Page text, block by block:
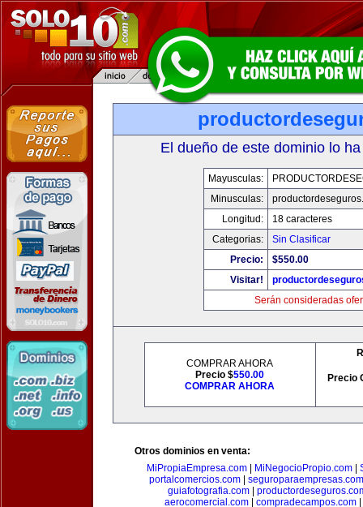
El dueño de este dominio lo
Mayusculas:
Minusculas:
Longitud:
18 caracteres
Categorias:
Sin Clasificar
Precio:
$550.00
Visitar!
Serán consideradas
COMPRAR AHORA
Precio $550.00
COMPRAR AHORA
Precio
Otros dominios en venta:
MiPropiaEmpresa.com
MiNegocioPropio.com
portalcomercios.com| seguroparaempresas.com
guiafotografia.com
aerocomercial.com| compradecampos.com|